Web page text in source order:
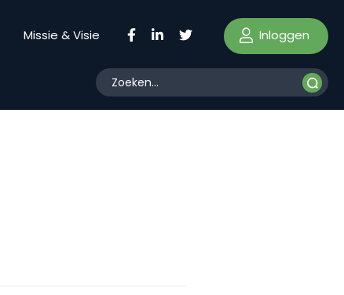
Missie & Visie Inloggen